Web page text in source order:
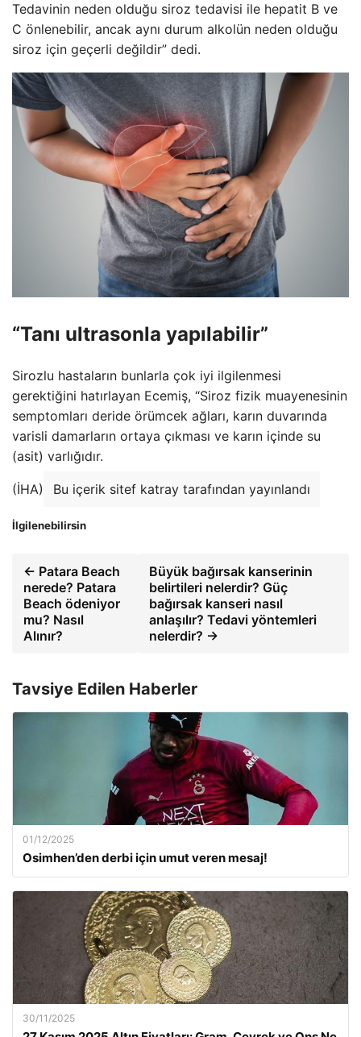
Tedavinin neden olduğu siroz tedavisi ile hepatit B ve
C önlenebilir, ancak aynı durum alkolün neden olduğu
siroz için geçerli değildir” dedi.
“Tanı ultrasonla yapılabilir”
Sirozlu hastaların bunlarla çok iyi ilgilenmesi
gerektiğini hatırlayan Ecemiş, “Siroz fizik muayenesinin
semptomları deride örümcek ağları, karın duvarında
varisli damarların ortaya çıkması ve karın içinde su
(asit) varlığıdır.
(İHA) Bu içerik sitef katray tarafından yayınlandı
İlgilenebilirsin
← Patara Beach
nerede? Patara
Beach ödeniyor
mu? Nasıl
Alınır?
Büyük bağırsak kanserinin
belirtileri nelerdir? Güç
bağırsak kanseri nasıl
anlaşılır? Tedavi yöntemleri
nelerdir? →
Tavsiye Edilen Haberler
01/12/2025
Osimhen’den derbi için umut veren mesaj!
30/11/2025